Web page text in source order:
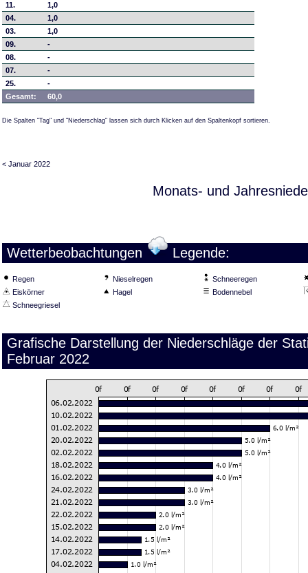
11.
1,0
04.
1,0
03.
1,0
09.
-
08.
-
07.
-
25.
-
Gesamt:
60,0
Die Spalten "Tag" und "Niederschlag" lassen sich durch Klicken auf den Spaltenkopf sortieren.
< Januar 2022
Monats- und
Wetterbeobachtungen Legende:
Regen Nieselregen
Schneeregen
Eiskörner
Hagel
Bodennebel
Schneegriesel
Grafische Darstellung der Niederschläge der
Februar 2022